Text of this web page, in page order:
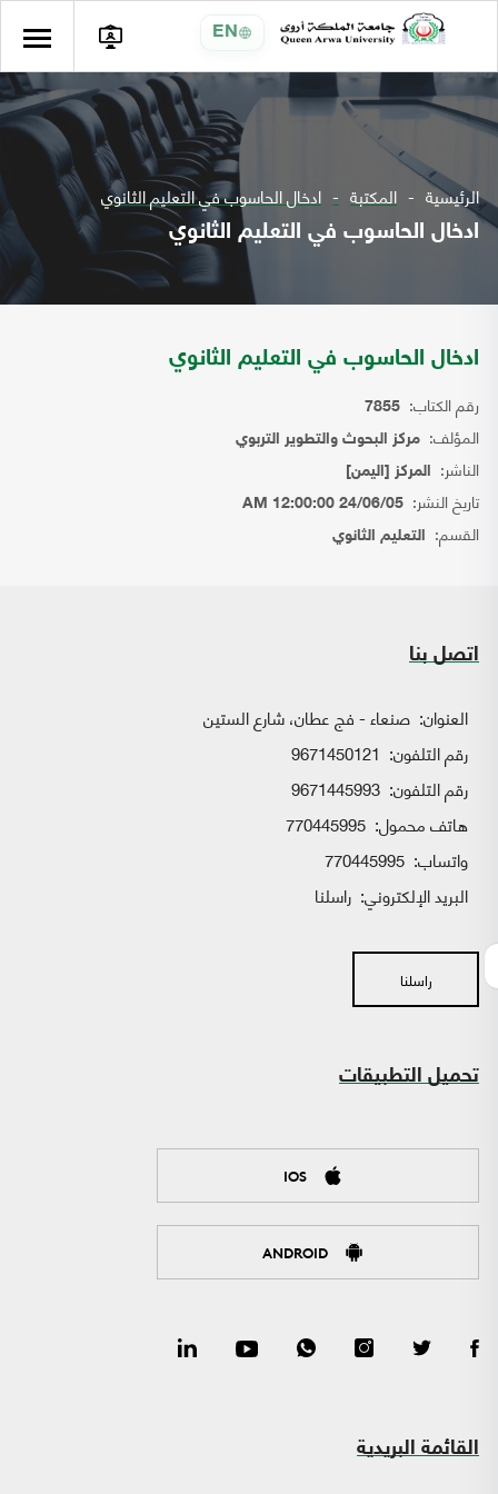
EN
الرئيسية المكتبة ادخال الحاسوب في التعليم الثانوي
ادخال الحاسوب في التعليم الثانوي
ادخال الحاسوب في التعليم الثانوي
رقم الكتاب: 7855
المؤلف: مركز البحوث والتطوير التربوي
الناشر: المركز [اليمن]
تاريخ النشر: 24/06/05 12:00:00 AM
القسم: التعليم الثانوي
اتصل بنا
العنوان: صنعاء - فج عطان، شارع الستين
رقم التلفون: 9671450121
رقم التلفون: 9671445993
هاتف محمول: 770445995
واتساب:
البريد الإلكتروني: راسلنا
راسلنا
تحميل التطبيقات
IOS
ANDROID
القائمة البريدية